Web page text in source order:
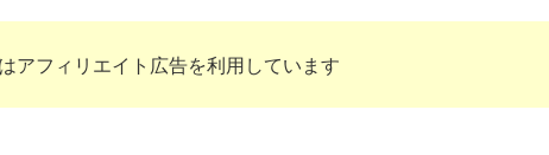
アフィリエイト広告を利用しています